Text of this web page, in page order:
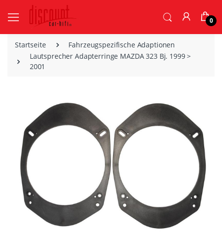
0
Startseite
Fahrzeugspezifische Adaptionen
Lautsprecher Adapterringe MAZDA 323 Bj. 1999 >
2001